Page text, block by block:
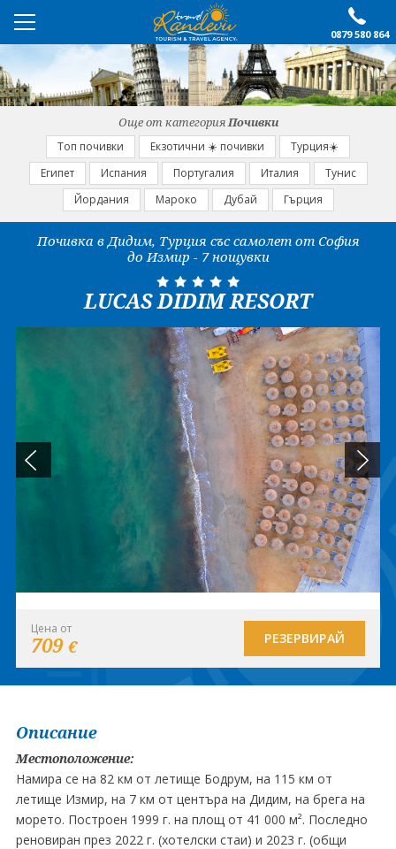
0879 580 864
ПРЕПОРЪЧАНО
ЕКСКУРЗИИ
ПОЧИВКИ
За нас
Форма за запитване
Условия за записване
Документи
Още от категорияПочивки
Топ почивки Екзотични ☀️ почивки
Турция☀️
Египет
Испания Португалия Италия
Тунис
Йордания
Мароко Дубай Гърция
Почивка в Дидим, Турция със самолет от София
до Измир - 7 нощувки
LUCAS DIDIM RESORT
РЕЗЕРВИРАЙ
Цена от
709 €
Описание
Местоположение:
Намира се на 82 км от летище Бодрум, на 115 км от
летище Измир, на 7 км от центъра на Дидим, на брега на
морето. Построен 1999 г. на площ от 41 000 м². Последно
реновиран през 2022 г. (хотелски стаи) и 2023 г. (общи